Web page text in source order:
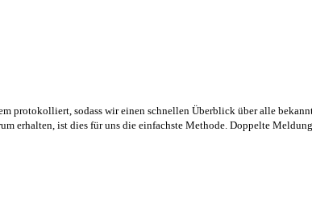
protokolliert, sodass wir einen schnellen Überblick über alle
erhalten, ist dies für uns die einfachste Methode. Doppelte